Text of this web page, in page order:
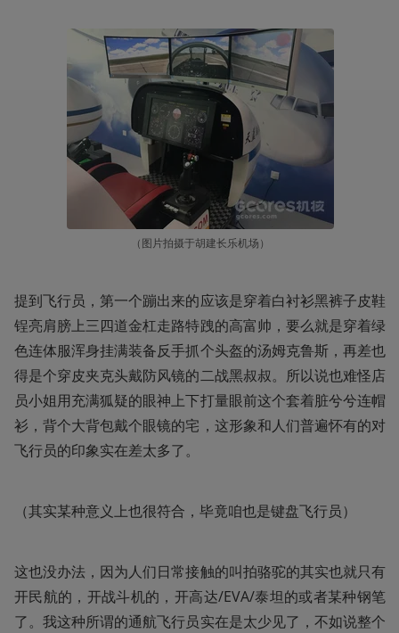
（图片拍摄于胡建长乐机场）
提到飞行员，第一个蹦出来的应该是穿着白衬衫黑裤子皮鞋
锃亮肩膀上三四道金杠走路特跩的高富帅，要么就是穿着绿
色连体服浑身挂满装备反手抓个头盔的汤姆克鲁斯，再差也
得是个穿皮夹克头戴防风镜的二战黑叔叔。所以说也难怪店
员小姐用充满狐疑的眼神上下打量眼前这个套着脏兮兮连帽
衫，背个大背包戴个眼镜的宅，这形象和人们普遍怀有的对
飞行员的印象实在差太多了。
（其实某种意义上也很符合，毕竟咱也是键盘飞行员）
这也没办法，因为人们日常接触的叫拍骆驼的其实也就只有
开民航的，开战斗机的，开高达/EVA/泰坦的或者某种钢笔
了。我这种所谓的通航飞行员实在是太少见了，不如说整个